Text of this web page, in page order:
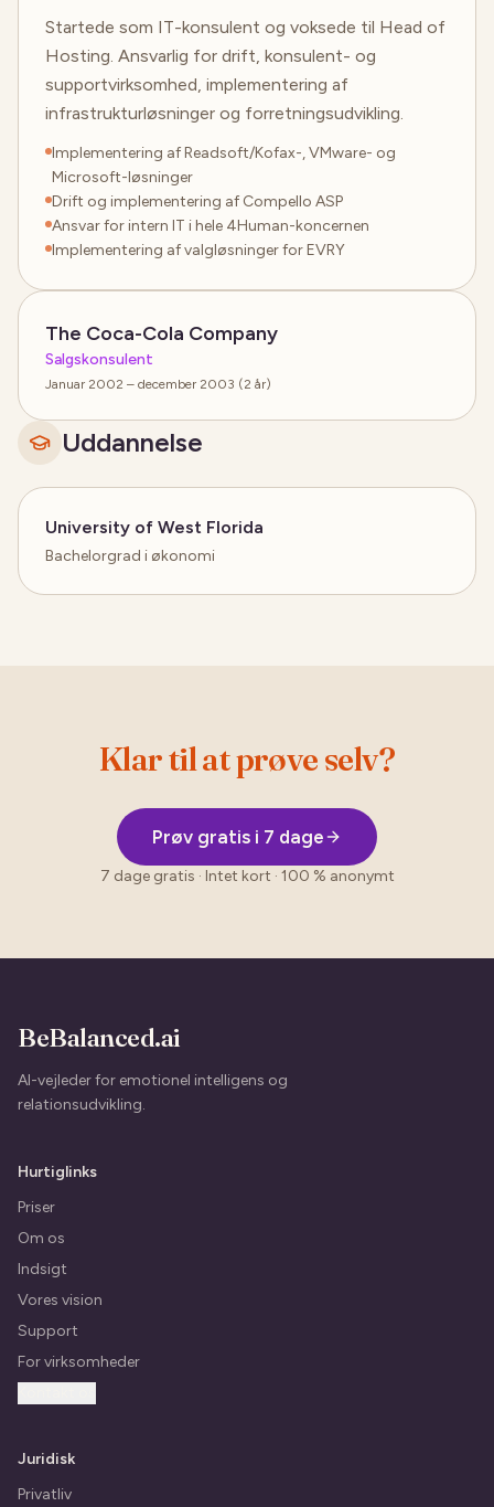
Startede som IT-konsulent og voksede til Head of
Hosting. Ansvarlig for drift, konsulent- og
supportvirksomhed, implementering af
infrastrukturløsninger og forretningsudvikling.
Implementering af Readsoft/Kofax-, VMware- og
Microsoft-løsninger
Drift og implementering af Compello ASP
Ansvar for intern IT i hele 4Human-koncernen
Implementering af valgløsninger for EVRY
The Coca-Cola Company
Salgskonsulent
Januar 2002 – december 2003 (2 år)
Uddannelse
University of West Florida
Bachelorgrad i økonomi
Klar til at prøve selv?
Prøv gratis i 7 dage
7 dage gratis · Intet kort · 100 % anonymt
BeBalanced.ai
AI-vejleder for emotionel intelligens og
relationsudvikling.
Hurtiglinks
Priser
Om os
Indsigt
Vores vision
Support
For virksomheder
Juridisk
Privatliv